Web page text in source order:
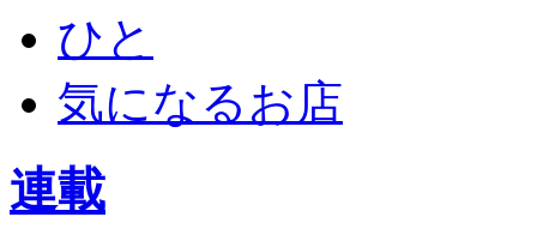
ひと
気になるお店
連載